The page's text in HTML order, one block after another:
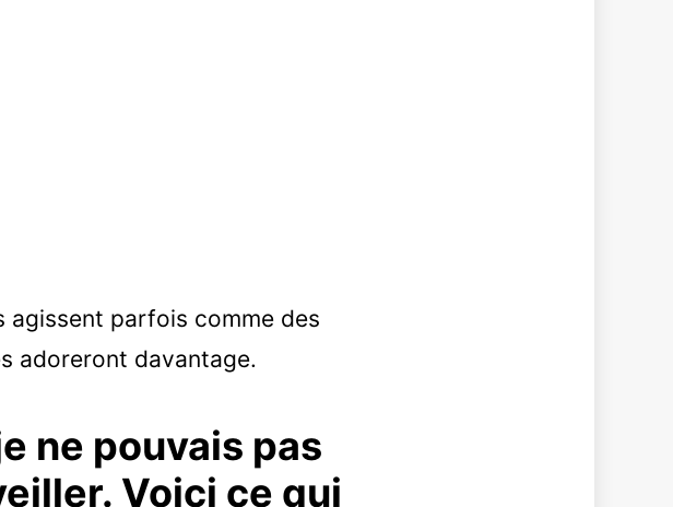
agissent parfois comme des
adoreront davantage.
ne pouvais pas
Voici ce qui